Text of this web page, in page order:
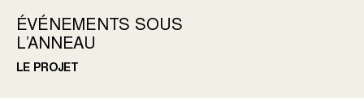
ÉVÉNEMENTS SOUS
L’ANNEAU
LE PROJET